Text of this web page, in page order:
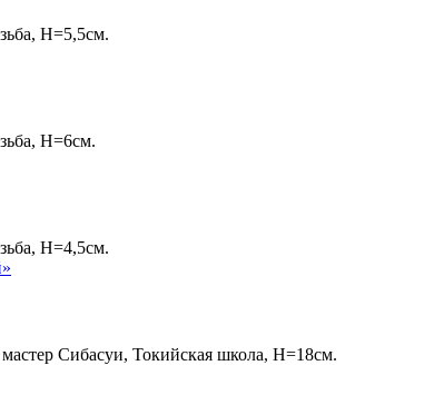
Н=5,5см.
Н=6см.
Н=4,5см.
Сибасуи, Токийская школа, Н=18см.